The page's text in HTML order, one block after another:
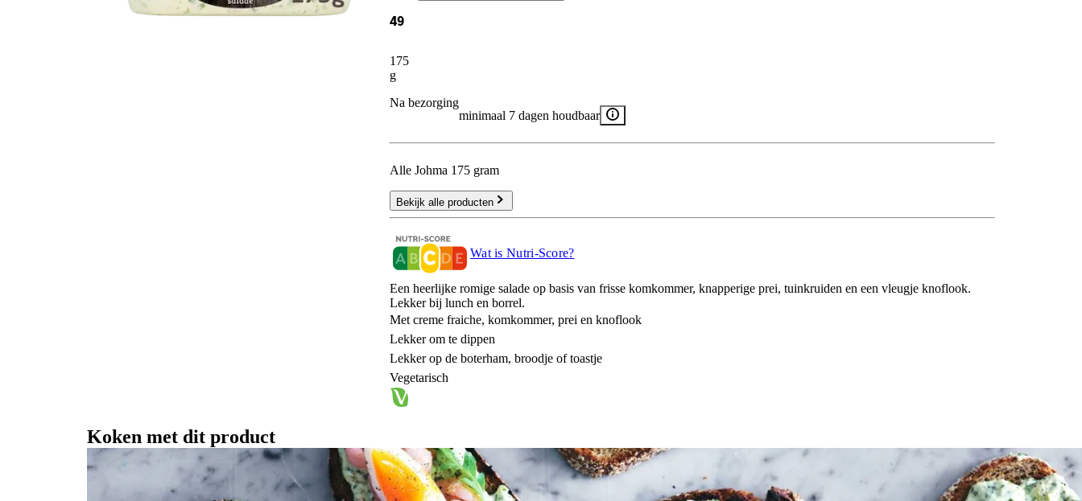
49
175
g
Na bezorging
minimaal 7 dagen houdbaar
Alle Johma 175 gram
Bekijk alle producten
Wat is Nutri-Score?
Een heerlijke romige salade op basis van frisse komkommer, knapperige prei, tuinkruiden en een vleugje knoflook.
Lekker bij lunch en borrel.
Met creme fraiche, komkommer, prei en knoflook
Lekker om te dippen
Lekker op de boterham, broodje of toastje
Vegetarisch
Koken met dit product